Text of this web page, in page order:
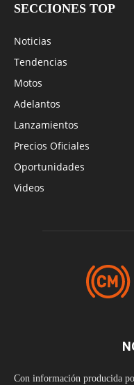
SECCIONES TOP
Noticias
Tendencias
Motos
Adelantos
Lanzamientos
Precios Oficiales
Oportunidades
Videos
Con información producida